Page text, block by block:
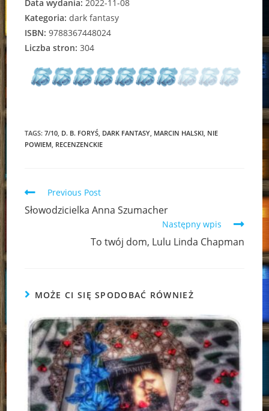
Data wydania: 2022-11-08
Kategoria: dark fantasy
ISBN: 9788367448024
Liczba stron: 304
TAGS:7/10 D. B. FORYŚ DARK FANTASY MARCIN HALSKI NIE
POWIEM RECENZENCKIE
Read
more
articles
Previous Post
Słowodzicielka Anna Szumacher
Następny wpis
To twój dom, Lulu Linda Chapman
MOŻE CI SIĘ SPODOBAĆ RÓWNIEŻ